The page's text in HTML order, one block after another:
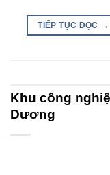
TIẾP TỤC ĐỌC →
Khu công
Dương